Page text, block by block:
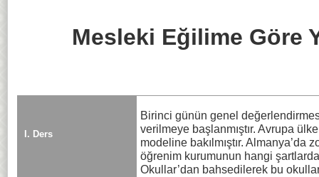
Mesleki Eğilime Göre
I. Ders
Birinci günün genel
verilmeye başlanmıştır. Avrupa
modeline bakılmıştır.
öğrenim kurumunun hangi
Okullar’dan bahsedilerek bu